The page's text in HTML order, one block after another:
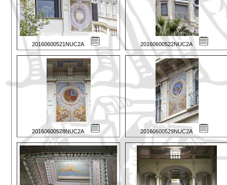
20160600521NUC2A 20160600522NUC2A
20160600528NUC2A 20160600529NUC2A